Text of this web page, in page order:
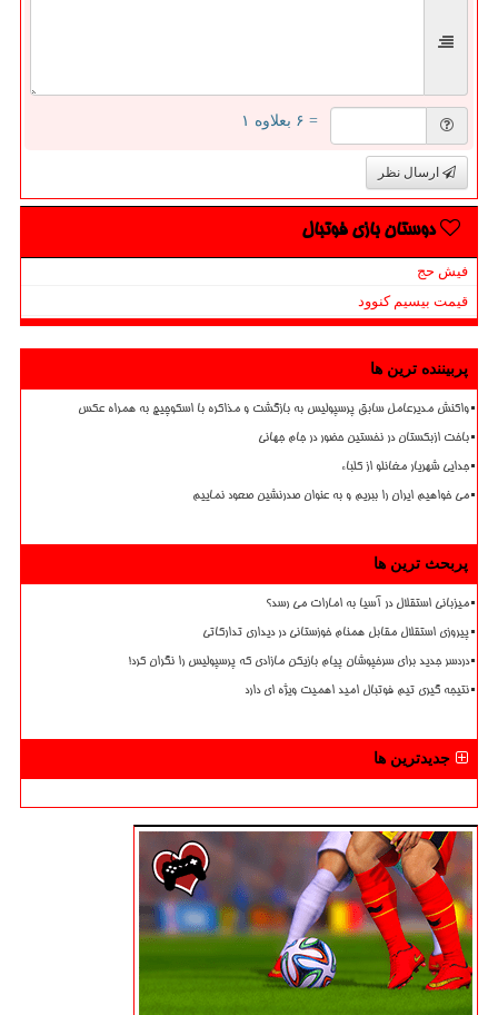
= ۶ بعلاوه ۱
ارسال نظر
دوستان بازی فوتبال
فیش حج
قیمت بیسیم کنوود
پربیننده ترین ها
واکنش مدیرعامل سابق پرسپولیس به بازگشت و مذاکره با اسکوچیچ به همراه عکس
باخت ازبکستان در نخستین حضور در جام جهانی
جدایی شهریار مغانلو از کلباء
می خواهیم ایران را ببریم و به عنوان صدرنشین صعود نماییم
پربحث ترین ها
میزبانی استقلال در آسیا به امارات می رسد؟
پیروزی استقلال مقابل همنام خوزستانی در دیداری تدارکاتی
دردسر جدید برای سرخپوشان پیام بازیکن مازادی که پرسپولیس را نگران کرد!
نتیجه گیری تیم فوتبال امید اهمیت ویژه ای دارد
جدیدترین ها